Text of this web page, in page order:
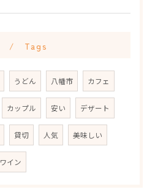
Tags
うどん 八幡市 カフェ
カップル 安い デザート
貸切 人気 美味しい
ワイン